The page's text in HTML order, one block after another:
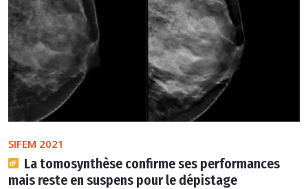
SIFEM 2021
La tomosynthèse confirme ses performances
mais reste en suspens pour le dépistage